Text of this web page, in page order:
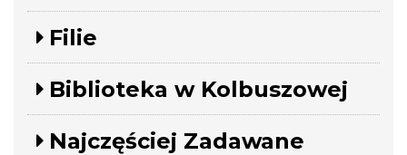
Filie
Biblioteka w Kolbuszowej
Najczęściej Zadawane